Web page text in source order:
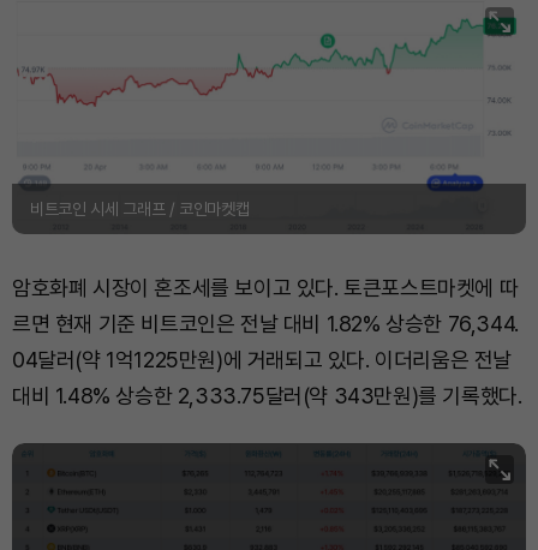
비트코인 시세 그래프 / 코인마켓캡
암호화폐 시장이 혼조세를 보이고 있다. 토큰포스트마켓에 따
르면 현재 기준 비트코인은 전날 대비 1.82% 상승한 76,344.
04달러(약 1억1225만원)에 거래되고 있다. 이더리움은 전날
대비 1.48% 상승한 2,333.75달러(약 343만원)를 기록했다.